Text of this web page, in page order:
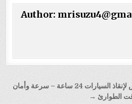
Author:
ونش الفرسان في عين شمس لإنقاذ السيارات 24 ساعة – سرعة وأمان
الطوارئ →